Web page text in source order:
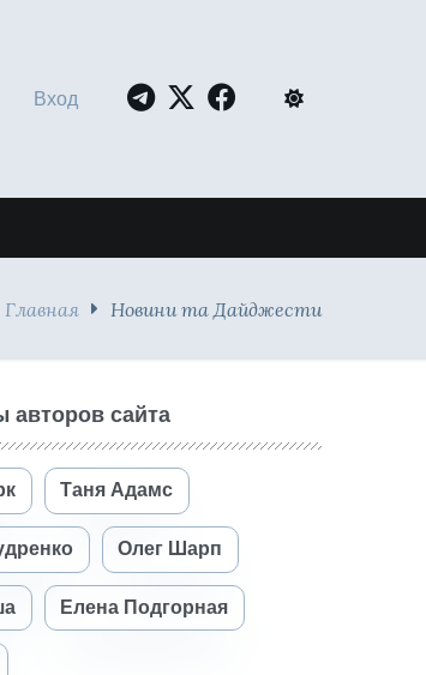
Вход
Главная Новини та Дайджести
авторов сайта
Таня Адамс
Олег Шарп
Елена Подгорная